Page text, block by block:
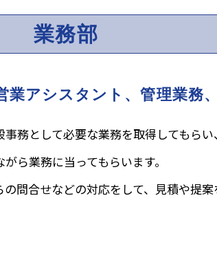
業務部
業アシスタント、管理業務
務として必要な業務を取得してもら
ら業務に当ってもらいます。
問合せなどの対応をして、見積や提案